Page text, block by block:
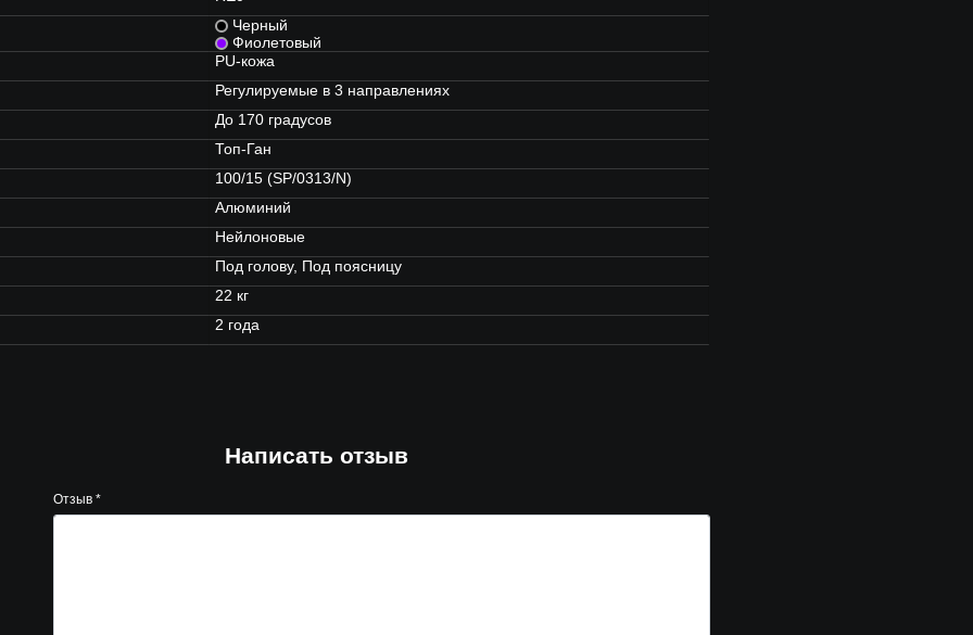
Черный
Фиолетовый
PU-кожа
Регулируемые в 3 направлениях
До 170 градусов
Топ-Ган
100/15 (SP/0313/N)
Алюминий
Нейлоновые
Под голову, Под поясницу
22 кг
2 года
Написать отзыв
Отзыв *